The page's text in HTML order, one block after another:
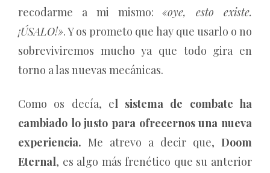
recodarme a mi mismo:«oye, esto existe.
¡ÚSALO!». Y os prometo que hay que usarlo o no
sobreviviremos mucho ya que todo gira en
torno a las nuevas mecánicas.
Como os decía, el sistema de combate ha
cambiado lo justo para ofrecernos una nueva
experiencia. Me atrevo a decir que, Doom
Eternal, es algo más frenético que su anterior